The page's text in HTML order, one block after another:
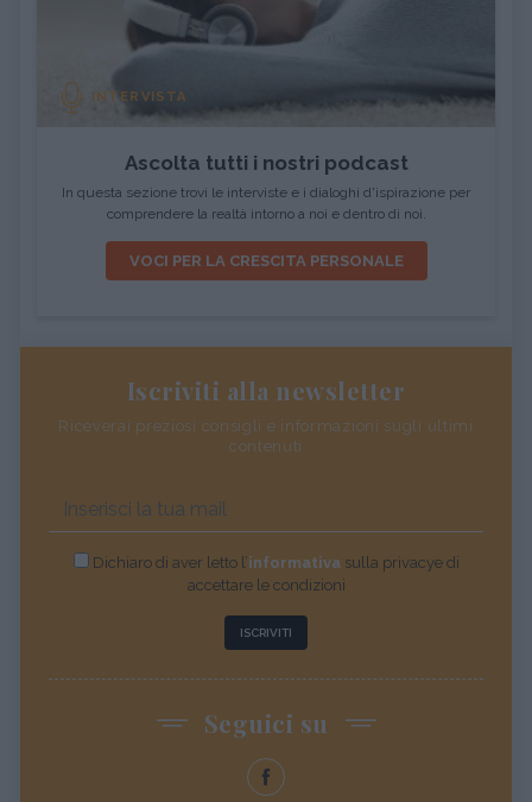
INTERVISTA
Ascolta tutti i nostri podcast
In questa sezione trovi le interviste e i dialoghi d'ispirazione per
comprendere la realtà intorno a noi e dentro di noi.
VOCI PER LA CRESCITA PERSONALE
Iscriviti alla newsletter
Riceverai preziosi consigli e informazioni sugli ultimi
contenuti
Dichiaro di aver letto l’informativasulla privacye di
accettare le condizioni
ISCRIVITI
Seguici su